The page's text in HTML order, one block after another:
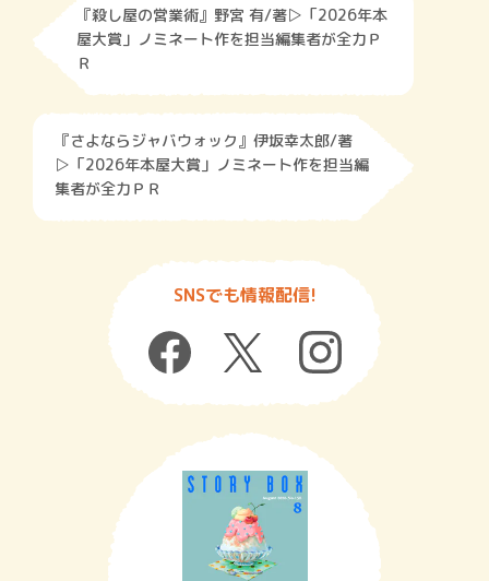
『殺し屋の営業術』野宮 有/著▷「2026年本
屋大賞」ノミネート作を担当編集者が全力Ｐ
Ｒ
『さよならジャバウォック』伊坂幸太郎/著
▷「2026年本屋大賞」ノミネート作を担当編
集者が全力ＰＲ
SNSでも情報配信!